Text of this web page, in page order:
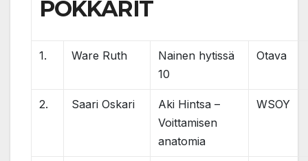
POKKARIT
1. Ware Ruth
Nainen hytissä
10
Otava
2. Saari Oskari
Aki Hintsa –
Voittamisen
anatomia
WSOY